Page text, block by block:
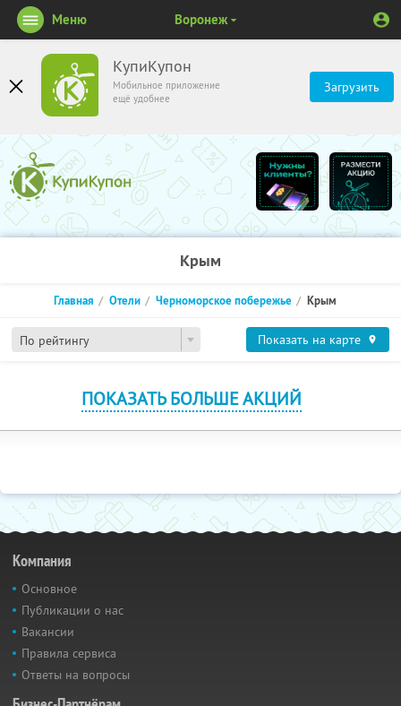
КупиКупон
Мобильное приложение
ещё удобнее
Загрузить
Меню Воронеж
Крым
По рейтингу
Главная Отели Черноморское побережье Крым
Показать на карте
ПОКАЗАТЬ БОЛЬШЕ АКЦИЙ
Компания
Основное
Публикации о нас
Вакансии
Правила сервиса
Ответы на вопросы